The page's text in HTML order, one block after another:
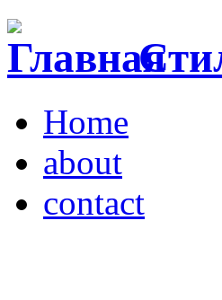
Home
about
contact